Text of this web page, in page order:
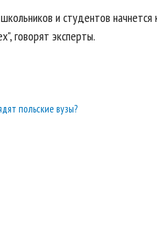
и студентов начнется
говорят эксперты.
польские вузы?